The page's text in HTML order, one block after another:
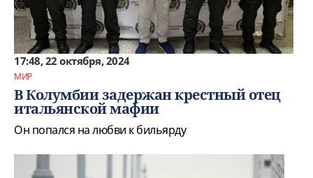
17:48, 22 октября, 2024
МИР
В Колумбии задержан крестный отец
итальянской мафии
Он попался на любви к бильярду